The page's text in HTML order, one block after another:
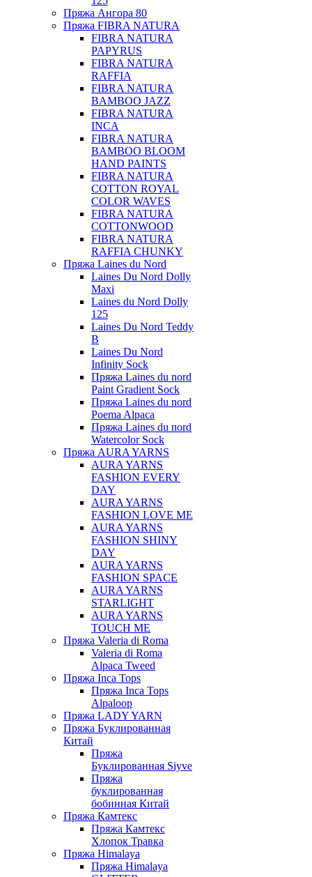
Пряжа Ангора 80
Пряжа FIBRA NATURA
FIBRA NATURA
PAPYRUS
FIBRA NATURA
RAFFIA
FIBRA NATURA
BAMBOO JAZZ
FIBRA NATURA
INCA
FIBRA NATURA
BAMBOO BLOOM
HAND PAINTS
FIBRA NATURA
COTTON ROYAL
COLOR WAVES
FIBRA NATURA
COTTONWOOD
FIBRA NATURA
RAFFIA CHUNKY
Пряжа Laines du Nord
Laines Du Nord Dolly
Maxi
Laines du Nord Dolly
125
Laines Du Nord Teddy
B
Laines Du Nord
Infinity Sock
Пряжа Laines du nord
Paint Gradient Sock
Пряжа Laines du nord
Poema Alpaca
Пряжа Laines du nord
Watercolor Sock
Пряжа AURA YARNS
AURA YARNS
FASHION EVERY
DAY
AURA YARNS
FASHION LOVE ME
AURA YARNS
FASHION SHINY
DAY
AURA YARNS
FASHION SPACE
AURA YARNS
STARLIGHT
AURA YARNS
TOUCH ME
Пряжа Valeria di Roma
Valeria di Roma
Alpaca Tweed
Пряжа Inca Tops
Пряжа Inca Tops
Alpaloop
Пряжа LADY YARN
Пряжа Буклированная
Китай
Пряжа
Буклированная Siyve
Пряжа
буклированная
бобинная Китай
Пряжа Камтекс
Пряжа Камтекс
Хлопок Травка
Пряжа Himalaya
Пряжа Himalaya